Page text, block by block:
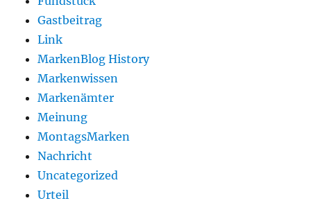
Gastbeitrag
Link
MarkenBlog History
Markenwissen
Markenämter
Meinung
MontagsMarken
Nachricht
Uncategorized
Urteil